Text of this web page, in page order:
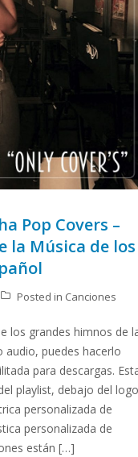
Pop Covers –
la Música de los
Posted in Canciones
los grandes himnos de
puedes hacerlo
para descargas.
playlist, debajo del logo
personalizada de
personalizada de
están […]